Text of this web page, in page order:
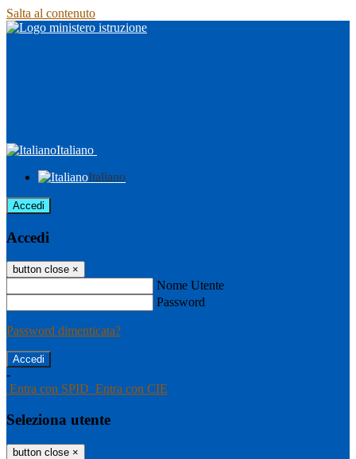
Salta al contenuto
Italiano
Italiano
Accedi
Accedi
button close ×
Nome Utente
Password
Password dimenticata?
-
Entra con SPID Entra con CIE
Seleziona utente
button close ×